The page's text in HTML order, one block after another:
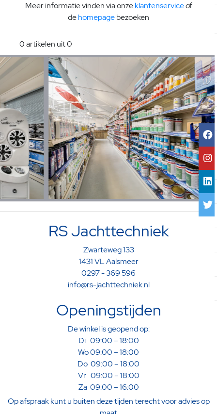
Meer informatie vinden via onzeklantenserviceof
dehomepagebezoeken
0 artikelen uit 0
RS Jachttechniek
Zwarteweg 133
1431 VL Aalsmeer
0297 - 369 596
info@rs-jachttechniek.nl
Openingstijden
De winkel is geopend op:
Di 09:00 – 18:00
Wo 09:00 – 18:00
Do 09:00 – 18:00
Vr 09:00 – 18:00
Za 09:00 – 16:00
Op afspraak kunt u buiten deze tijden terecht voor advies op